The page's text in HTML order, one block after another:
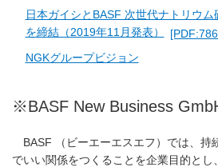
PDFファイルが新規ウィンドウで開き
日本ガイシとBASF 次世代ナトリウ
を締結（2019年11月発表）
PDFファイルが新規ウィンドウで開き
NGKグループビジョン
※BASF New Business
BASF （ビーエーエスエフ）では、持
でいい関係をつくることを企業目的と